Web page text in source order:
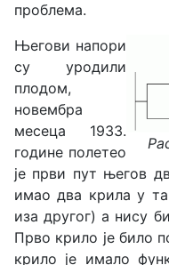
проблема.
Његови напори
су уродили
плодом,
новембра
месеца 1933.
године полетео
је први пут његов
имао два крила у
иза другог) а нису
Прво крило је било
крило је имало